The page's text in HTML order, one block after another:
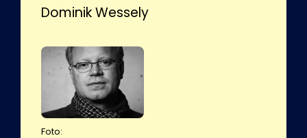
Dominik Wessely
Foto: